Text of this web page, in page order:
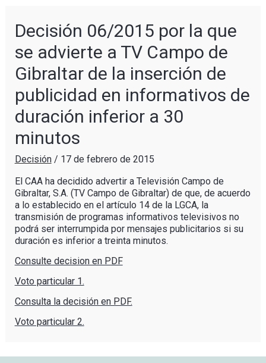
Decisión 06/2015 por la que
se advierte a TV Campo de
Gibraltar de la inserción de
publicidad en informativos de
duración inferior a 30
minutos
Decisión/ 17 de febrero de 2015
El CAA ha decidido advertir a Televisión Campo de
Gibraltar, S.A. (TV Campo de Gibraltar) de que, de acuerdo
a lo establecido en el artículo 14 de la LGCA, la
transmisión de programas informativos televisivos no
podrá ser interrumpida por mensajes publicitarios si su
duración es inferior a treinta minutos.
Consulte decision en PDF
Voto particular 1.
Consulta la decisión en PDF.
Voto particular 2.